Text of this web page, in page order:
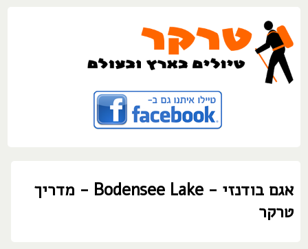
אגם בודנזי - Bodensee Lake - מדריך
טרקר